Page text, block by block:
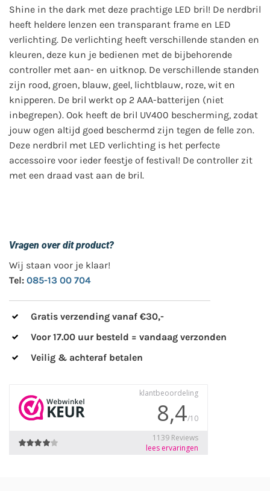
Shine in the dark met deze prachtige LED bril! De nerdbril
heeft heldere lenzen een transparant frame en LED
verlichting. De verlichting heeft verschillende standen en
kleuren, deze kun je bedienen met de bijbehorende
controller met aan- en uitknop. De verschillende standen
zijn rood, groen, blauw, geel, lichtblauw, roze, wit en
knipperen. De bril werkt op 2 AAA-batterijen (niet
inbegrepen). Ook heeft de bril UV400 bescherming, zodat
jouw ogen altijd goed beschermd zijn tegen de felle zon.
Deze nerdbril met LED verlichting is het perfecte
accessoire voor ieder feestje of festival! De controller zit
met een draad vast aan de bril.
Vragen over dit product?
Wij staan voor je klaar!
Tel: 085-13 00 704
Gratis verzending vanaf €30,-
Voor 17.00 uur besteld = vandaag verzonden
Veilig & achteraf betalen